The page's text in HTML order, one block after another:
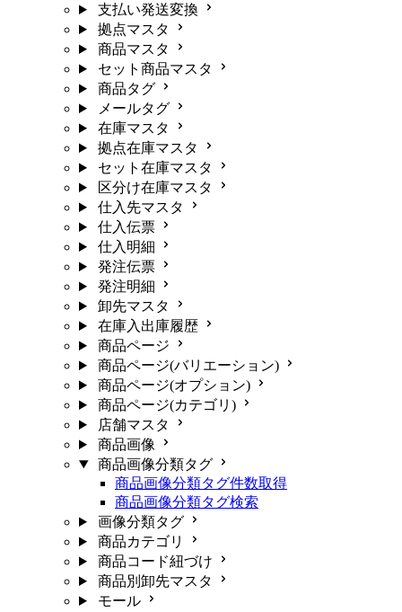
支払い発送変換
拠点マスタ
商品マスタ
セット商品マスタ
商品タグ
メールタグ
在庫マスタ
拠点在庫マスタ
セット在庫マスタ
区分け在庫マスタ
仕入先マスタ
仕入伝票
仕入明細
発注伝票
発注明細
卸先マスタ
在庫入出庫履歴
商品ページ
商品ページ(バリエーション)
商品ページ(オプション)
商品ページ(カテゴリ)
店舗マスタ
商品画像
商品画像分類タグ
商品画像分類タグ件数取得
商品画像分類タグ検索
画像分類タグ
商品カテゴリ
商品コード紐づけ
商品別卸先マスタ
モール